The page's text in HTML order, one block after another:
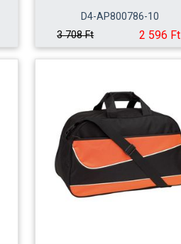
D4-AP800786-10
3 708 Ft
2 596 Ft